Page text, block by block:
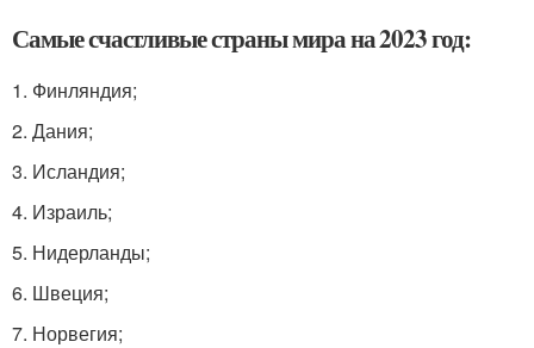
Самые счастливые страны мира на 2023 год:
1. Финляндия;
2. Дания;
3. Исландия;
4. Израиль;
5. Нидерланды;
6. Швеция;
7. Норвегия;